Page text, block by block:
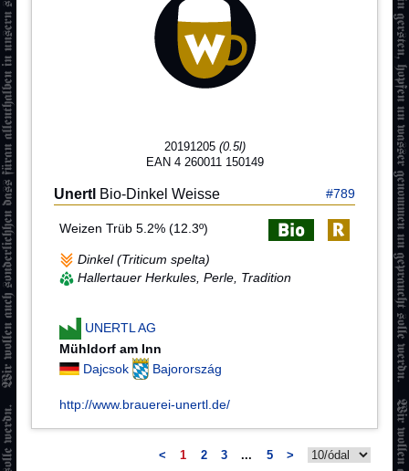
20191205 (0.5l)
EAN 4 260011 150149
Unertl Bio-Dinkel Weisse #789
Weizen Trüb 5.2% (12.3º)
Dinkel (Triticum spelta)
Hallertauer Herkules, Perle, Tradition
UNERTL AG
Mühldorf am Inn
Dajcsok
Bajorország
http://www.brauerei-unertl.de/
< 1 2 3 ... 5 >